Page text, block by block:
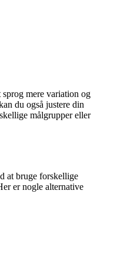
mere variation og
du også justere din
målgrupper eller
at bruge forskellige
er nogle alternative